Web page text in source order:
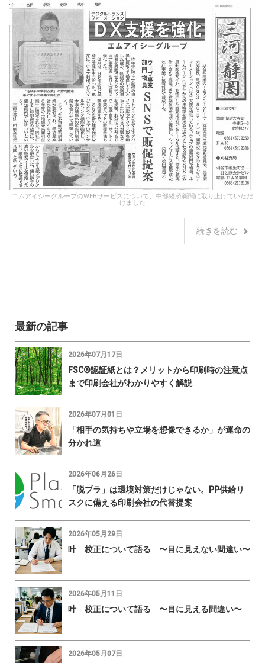
エムアイシーグループのWEBサービスについて、中部経済新聞に取り上げていただ
けました
続きを読む
最新の記事
2026年07月17日
FSC®認証紙とは？メリットから印刷時の注意点
まで印刷会社がわかりやすく解説
2026年07月01日
「相手の気持ちや立場を想像できるか」が運命の
分かれ道
2026年06月26日
「脱プラ」は環境対策だけじゃない。PP供給リ
スクに備える印刷会社の代替提案
2026年05月29日
叶 校正について語る 〜目に見えない間違い〜
2026年05月11日
叶 校正について語る 〜目に見える間違い〜
2026年05月07日